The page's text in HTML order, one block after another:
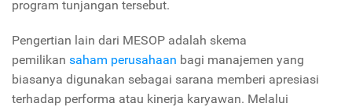
program tunjangan tersebut.
Pengertian lain dari MESOP adalah skema
pemilikan saham perusahaan bagi manajemen yang
biasanya digunakan sebagai sarana memberi apresiasi
terhadap performa atau kinerja karyawan. Melalui